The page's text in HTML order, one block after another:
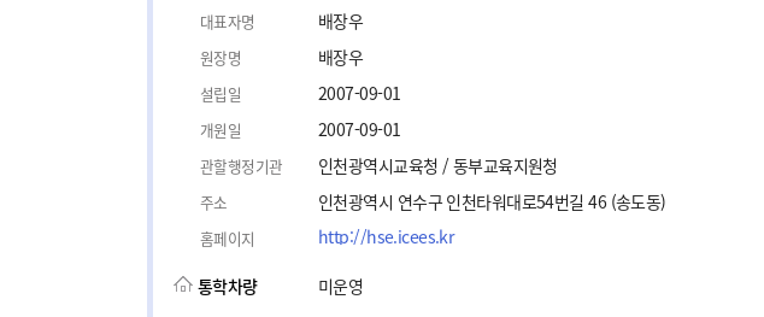
대표자명 배장우
원장명 배장우
설립일 2007-09-01
개원일 2007-09-01
관할행정기관 인천광역시교육청 / 동부교육지원청
주소 인천광역시 연수구 인천타워대로54번길 46 (송도동)
홈페이지 http://hse.icees.kr
통학차량
미운영